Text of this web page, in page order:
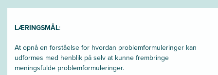
LÆRINGSMÅL:
At opnå en forståelse for hvordan problemformuleringer kan
udformes med henblik på selv at kunne frembringe
meningsfulde problemformuleringer.